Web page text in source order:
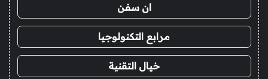
ان سفن
مرابع التكنولوجيا
خيال التقنية